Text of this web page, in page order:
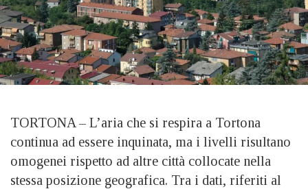
TORTONA – L’aria che si respira a Tortona
continua ad essere inquinata, ma i livelli risultano
omogenei rispetto ad altre città collocate nella
stessa posizione geografica. Tra i dati, riferiti al